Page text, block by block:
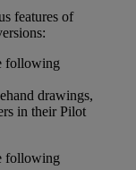
features of
following
drawings,
in their Pilot
following